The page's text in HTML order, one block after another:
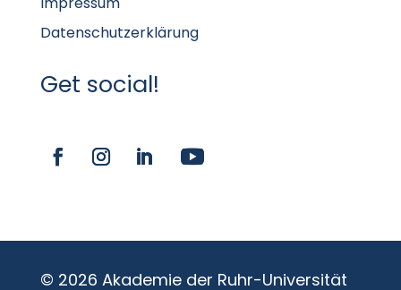
Datenschutzerklärung
Get social!
© 2026 Akademie der Ruhr-Universität